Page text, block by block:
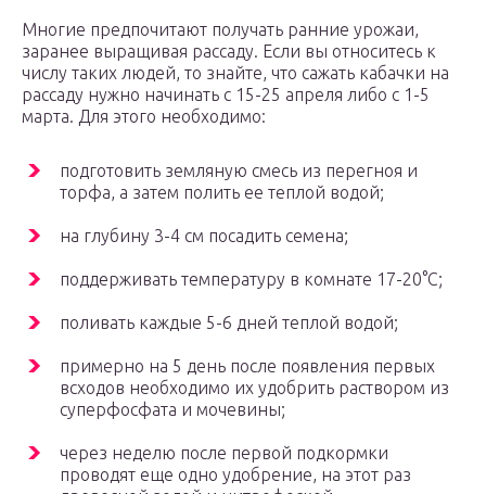
Многие предпочитают получать ранние урожаи,
заранее выращивая рассаду. Если вы относитесь к
числу таких людей, то знайте, что сажать кабачки на
рассаду нужно начинать с 15-25 апреля либо с 1-5
марта. Для этого необходимо:
подготовить земляную смесь из перегноя и
торфа, а затем полить ее теплой водой;
на глубину 3-4 см посадить семена;
поддерживать температуру в комнате 17-20°С;
поливать каждые 5-6 дней теплой водой;
примерно на 5 день после появления первых
всходов необходимо их удобрить раствором из
суперфосфата и мочевины;
через неделю после первой подкормки
проводят еще одно удобрение, на этот раз